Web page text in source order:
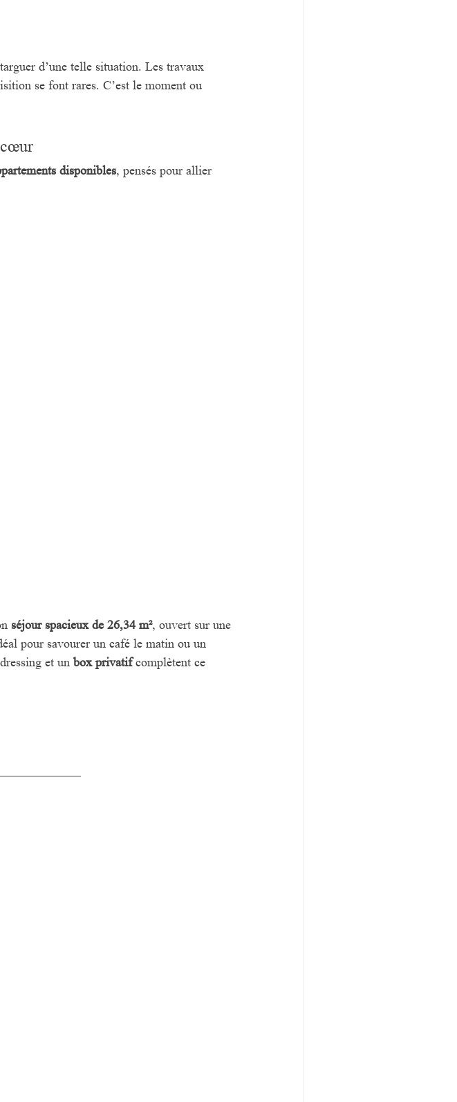
d’une telle situation. Les travaux
se font rares. C’est le moment ou
disponibles, pensés pour allier
séjour spacieux de 26,34 m², ouvert sur une
pour savourer un café le matin ou un
et un box privatif complètent ce